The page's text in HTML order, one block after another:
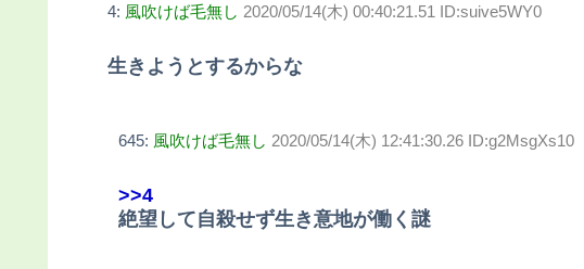
4: 風吹けば毛無し 2020/05/14(木) 00:40:21.51 ID:suive5WY0
生きようとするからな
645: 風吹けば毛無し 2020/05/14(木) 12:41:30.26 ID:g2MsgXs10
>>4
絶望して自殺せず生き意地が働く謎